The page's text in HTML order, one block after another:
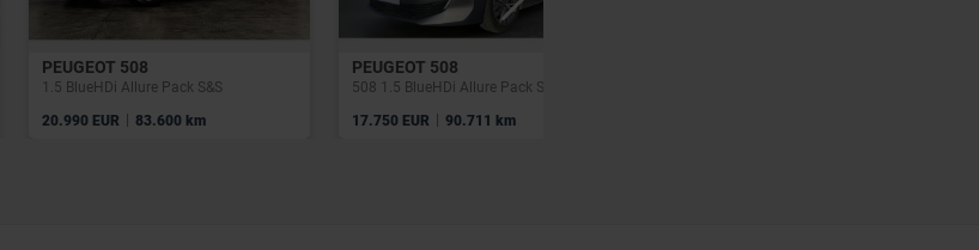
PEUGEOT 508
1.5 BlueHDi Allure Pack S&S
20.990 EUR | 83.600 km
PEUGEOT 508
508 1.5 BlueHDi Allure Pack S&S
17.750 EUR | 90.711 km